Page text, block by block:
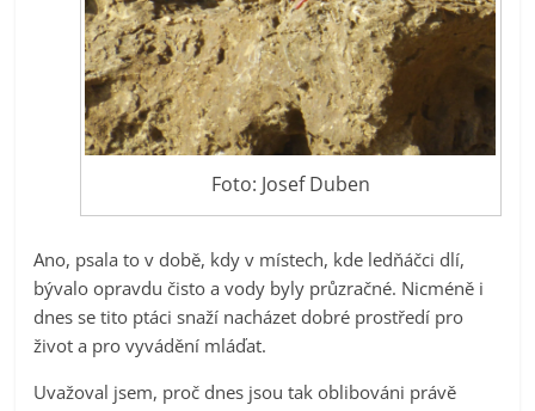
Foto: Josef Duben
Ano, psala to v době, kdy v místech, kde ledňáčci dlí,
bývalo opravdu čisto a vody byly průzračné. Nicméně i
dnes se tito ptáci snaží nacházet dobré prostředí pro
život a pro vyvádění mláďat.
Uvažoval jsem, proč dnes jsou tak oblibováni právě